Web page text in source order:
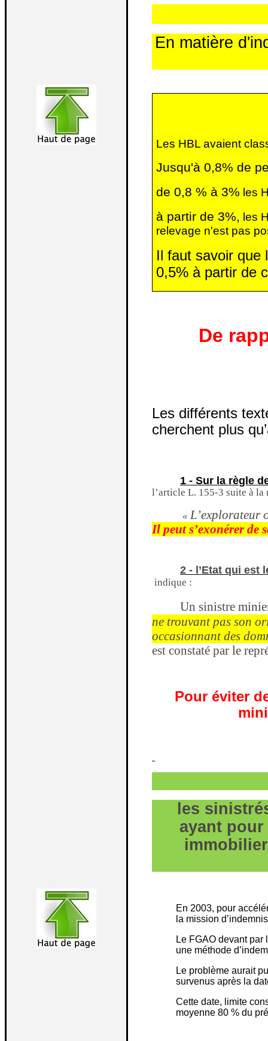
En matière
Les HBL avaient
Jusqu'à 0,8% de
de 0,8 % à 3% les
à partir de 3%, les
relevage n'est pas
Il faut savoir que
0,5% à partir de
De
Les différents
cherchent plus
1 - Sur la règle
l’article L. 155-3 suite à
«L’explorateur
Il peut s’exonérer de
2 - l’Etat qui est
indique :
Un sinistre
ne trouvant pas son
occasionnant des
est constaté par le
Pour éviter
les
ayant pour
En 2003, pour
la mission
Le FGAO devant
une méthode
Le problème aurait
survenus après la
Cette date, limite
moyenne 80 % du